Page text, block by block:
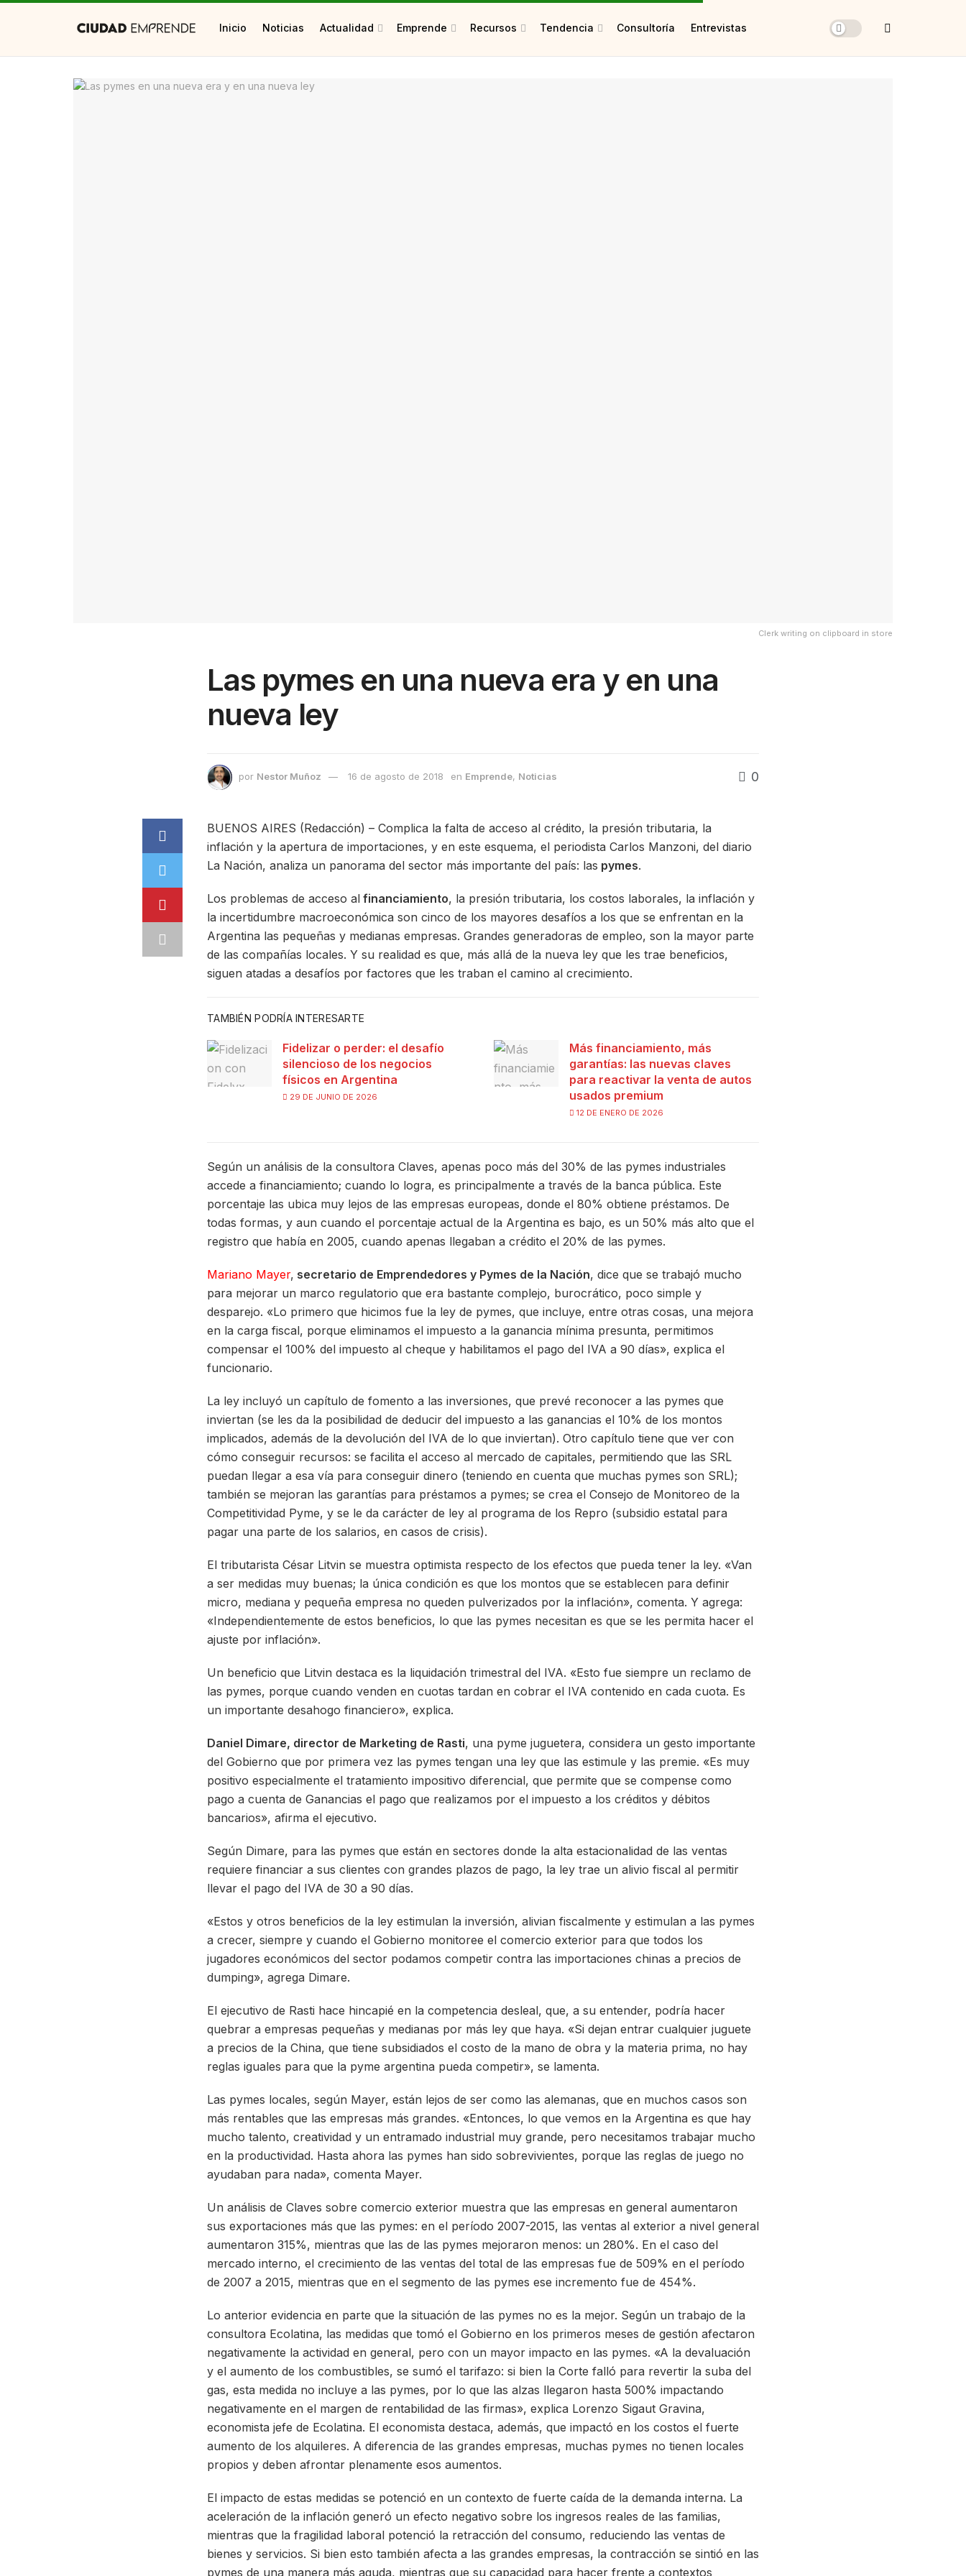
Inicio Noticias Actualidad Emprende Recursos Tendencia Consultoría Entrevistas
Clerk writing on clipboard in store
Las pymes en una nueva era y en una
nueva ley
por Nestor Muñoz 16 de agosto de 2018 en Emprende, Noticias 0
BUENOS AIRES (Redacción) – Complica la falta de acceso al crédito, la presión tributaria, la
inflación y la apertura de importaciones, y en este esquema, el periodista Carlos Manzoni, del diario
La Nación, analiza un panorama del sector más importante del país: las pymes.
Los problemas de acceso al financiamiento, la presión tributaria, los costos laborales, la inflación y
la incertidumbre macroeconómica son cinco de los mayores desafíos a los que se enfrentan en la
Argentina las pequeñas y medianas empresas. Grandes generadoras de empleo, son la mayor parte
de las compañías locales. Y su realidad es que, más allá de la nueva ley que les trae beneficios,
siguen atadas a desafíos por factores que les traban el camino al crecimiento.
TAMBIÉN PODRÍA INTERESARTE
Fidelizar o perder: el desafío
silencioso de los negocios
físicos en Argentina
29 DE JUNIO DE 2026
Más financiamiento, más
garantías: las nuevas claves
para reactivar la venta de autos
usados premium
12 DE ENERO DE 2026
Según un análisis de la consultora Claves, apenas poco más del 30% de las pymes industriales
accede a financiamiento; cuando lo logra, es principalmente a través de la banca pública. Este
porcentaje las ubica muy lejos de las empresas europeas, donde el 80% obtiene préstamos. De
todas formas, y aun cuando el porcentaje actual de la Argentina es bajo, es un 50% más alto que el
registro que había en 2005, cuando apenas llegaban a crédito el 20% de las pymes.
Mariano Mayer, secretario de Emprendedores y Pymes de la Nación, dice que se trabajó mucho
para mejorar un marco regulatorio que era bastante complejo, burocrático, poco simple y
desparejo. «Lo primero que hicimos fue la ley de pymes, que incluye, entre otras cosas, una mejora
en la carga fiscal, porque eliminamos el impuesto a la ganancia mínima presunta, permitimos
compensar el 100% del impuesto al cheque y habilitamos el pago del IVA a 90 días», explica el
funcionario.
La ley incluyó un capítulo de fomento a las inversiones, que prevé reconocer a las pymes que
inviertan (se les da la posibilidad de deducir del impuesto a las ganancias el 10% de los montos
implicados, además de la devolución del IVA de lo que inviertan). Otro capítulo tiene que ver con
cómo conseguir recursos: se facilita el acceso al mercado de capitales, permitiendo que las SRL
puedan llegar a esa vía para conseguir dinero (teniendo en cuenta que muchas pymes son SRL);
también se mejoran las garantías para préstamos a pymes; se crea el Consejo de Monitoreo de la
Competitividad Pyme, y se le da carácter de ley al programa de los Repro (subsidio estatal para
pagar una parte de los salarios, en casos de crisis).
El tributarista César Litvin se muestra optimista respecto de los efectos que pueda tener la ley. «Van
a ser medidas muy buenas; la única condición es que los montos que se establecen para definir
micro, mediana y pequeña empresa no queden pulverizados por la inflación», comenta. Y agrega:
«Independientemente de estos beneficios, lo que las pymes necesitan es que se les permita hacer el
ajuste por inflación».
Un beneficio que Litvin destaca es la liquidación trimestral del IVA. «Esto fue siempre un reclamo de
las pymes, porque cuando venden en cuotas tardan en cobrar el IVA contenido en cada cuota. Es
un importante desahogo financiero», explica.
Daniel Dimare, director de Marketing de Rasti, una pyme juguetera, considera un gesto importante
del Gobierno que por primera vez las pymes tengan una ley que las estimule y las premie. «Es muy
positivo especialmente el tratamiento impositivo diferencial, que permite que se compense como
pago a cuenta de Ganancias el pago que realizamos por el impuesto a los créditos y débitos
bancarios», afirma el ejecutivo.
Según Dimare, para las pymes que están en sectores donde la alta estacionalidad de las ventas
requiere financiar a sus clientes con grandes plazos de pago, la ley trae un alivio fiscal al permitir
llevar el pago del IVA de 30 a 90 días.
«Estos y otros beneficios de la ley estimulan la inversión, alivian fiscalmente y estimulan a las pymes
a crecer, siempre y cuando el Gobierno monitoree el comercio exterior para que todos los
jugadores económicos del sector podamos competir contra las importaciones chinas a precios de
dumping», agrega Dimare.
El ejecutivo de Rasti hace hincapié en la competencia desleal, que, a su entender, podría hacer
quebrar a empresas pequeñas y medianas por más ley que haya. «Si dejan entrar cualquier juguete
a precios de la China, que tiene subsidiados el costo de la mano de obra y la materia prima, no hay
reglas iguales para que la pyme argentina pueda competir», se lamenta.
Las pymes locales, según Mayer, están lejos de ser como las alemanas, que en muchos casos son
más rentables que las empresas más grandes. «Entonces, lo que vemos en la Argentina es que hay
mucho talento, creatividad y un entramado industrial muy grande, pero necesitamos trabajar mucho
en la productividad. Hasta ahora las pymes han sido sobrevivientes, porque las reglas de juego no
ayudaban para nada», comenta Mayer.
Un análisis de Claves sobre comercio exterior muestra que las empresas en general aumentaron
sus exportaciones más que las pymes: en el período 2007-2015, las ventas al exterior a nivel general
aumentaron 315%, mientras que las de las pymes mejoraron menos: un 280%. En el caso del
mercado interno, el crecimiento de las ventas del total de las empresas fue de 509% en el período
de 2007 a 2015, mientras que en el segmento de las pymes ese incremento fue de 454%.
Lo anterior evidencia en parte que la situación de las pymes no es la mejor. Según un trabajo de la
consultora Ecolatina, las medidas que tomó el Gobierno en los primeros meses de gestión afectaron
negativamente la actividad en general, pero con un mayor impacto en las pymes. «A la devaluación
y el aumento de los combustibles, se sumó el tarifazo: si bien la Corte falló para revertir la suba del
gas, esta medida no incluye a las pymes, por lo que las alzas llegaron hasta 500% impactando
negativamente en el margen de rentabilidad de las firmas», explica Lorenzo Sigaut Gravina,
economista jefe de Ecolatina. El economista destaca, además, que impactó en los costos el fuerte
aumento de los alquileres. A diferencia de las grandes empresas, muchas pymes no tienen locales
propios y deben afrontar plenamente esos aumentos.
El impacto de estas medidas se potenció en un contexto de fuerte caída de la demanda interna. La
aceleración de la inflación generó un efecto negativo sobre los ingresos reales de las familias,
mientras que la fragilidad laboral potenció la retracción del consumo, reduciendo las ventas de
bienes y servicios. Si bien esto también afecta a las grandes empresas, la contracción se sintió en las
pymes de una manera más aguda, mientras que su capacidad para hacer frente a contextos